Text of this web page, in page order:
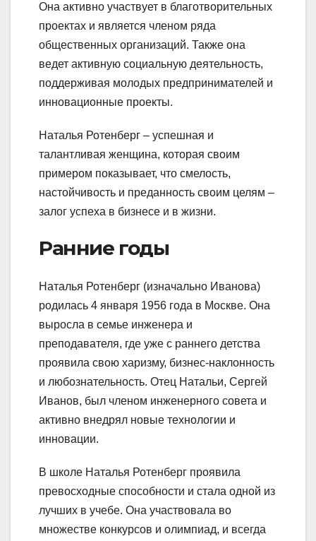
Она активно участвует в благотворительных
проектах и является членом ряда
общественных организаций. Также она
ведет активную социальную деятельность,
поддерживая молодых предпринимателей и
инновационные проекты.
Наталья Ротенберг – успешная и
талантливая женщина, которая своим
примером показывает, что смелость,
настойчивость и преданность своим целям –
залог успеха в бизнесе и в жизни.
Ранние годы
Наталья Ротенберг (изначально Иванова)
родилась 4 января 1956 года в Москве. Она
выросла в семье инженера и
преподавателя, где уже с раннего детства
проявила свою харизму, бизнес-наклонность
и любознательность. Отец Натальи, Сергей
Иванов, был членом инженерного совета и
активно внедрял новые технологии и
инновации.
В школе Наталья Ротенберг проявила
превосходные способности и стала одной из
лучших в учебе. Она участвовала во
множестве конкурсов и олимпиад, и всегда